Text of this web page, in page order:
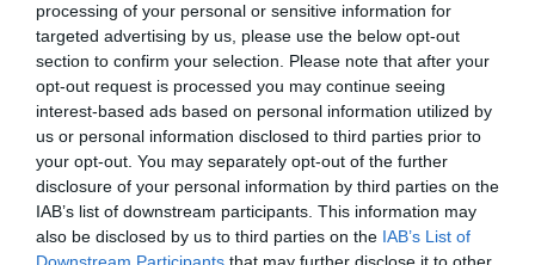
processing of your personal or sensitive information for
targeted advertising by us, please use the below opt-out
section to confirm your selection. Please note that after your
opt-out request is processed you may continue seeing
interest-based ads based on personal information utilized by
us or personal information disclosed to third parties prior to
your opt-out. You may separately opt-out of the further
disclosure of your personal information by third parties on the
IAB’s list of downstream participants. This information may
also be disclosed by us to third parties on the IAB’s List of
ΑΘΛΗΤΙΚΑ
Ισλανδία – Σλοβενία 79-87: Με ηγέτη τον
Ντόντσιτς προκρίθηκε στους «16»
Μια ακόμη σούπερ εμφάνιση από τον άσο των Λέικερς
02.09.2025 - 20:07